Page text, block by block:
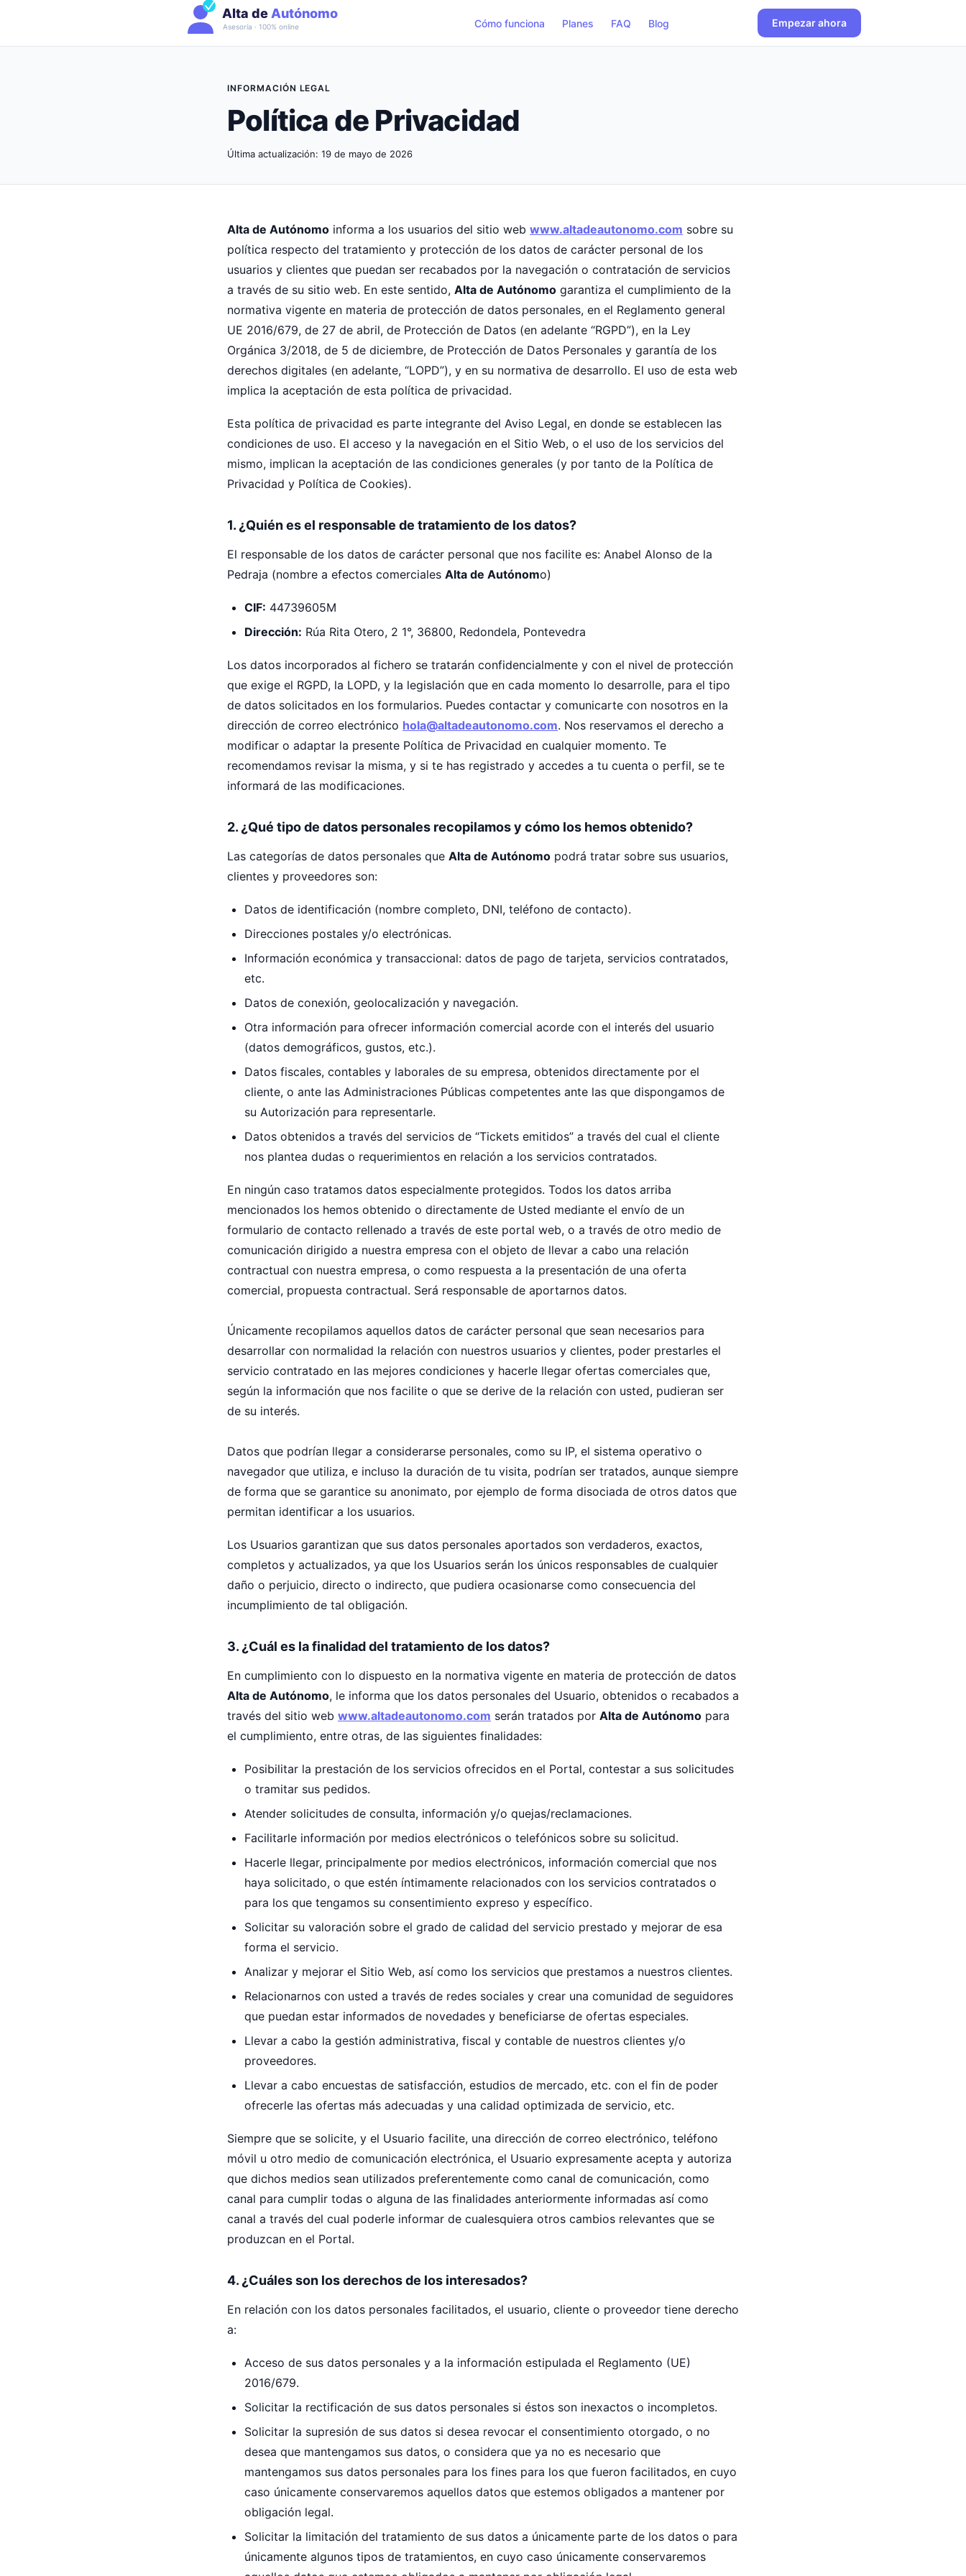
Cómo funciona Planes FAQ Blog Empezar ahora
INFORMACIÓN LEGAL
Política de Privacidad
Última actualización: 19 de mayo de 2026
Alta de Autónomo informa a los usuarios del sitio web www.altadeautonomo.com sobre su
política respecto del tratamiento y protección de los datos de carácter personal de los
usuarios y clientes que puedan ser recabados por la navegación o contratación de servicios
a través de su sitio web. En este sentido, Alta de Autónomo garantiza el cumplimiento de la
normativa vigente en materia de protección de datos personales, en el Reglamento general
UE 2016/679, de 27 de abril, de Protección de Datos (en adelante “RGPD”), en la Ley
Orgánica 3/2018, de 5 de diciembre, de Protección de Datos Personales y garantía de los
derechos digitales (en adelante, “LOPD”), y en su normativa de desarrollo. El uso de esta web
implica la aceptación de esta política de privacidad.
Esta política de privacidad es parte integrante del Aviso Legal, en donde se establecen las
condiciones de uso. El acceso y la navegación en el Sitio Web, o el uso de los servicios del
mismo, implican la aceptación de las condiciones generales (y por tanto de la Política de
Privacidad y Política de Cookies).
1. ¿Quién es el responsable de tratamiento de los datos?
El responsable de los datos de carácter personal que nos facilite es: Anabel Alonso de la
Pedraja (nombre a efectos comerciales Alta de Autónomo)
CIF: 44739605M
Dirección: Rúa Rita Otero, 2 1°, 36800, Redondela, Pontevedra
Los datos incorporados al fichero se tratarán confidencialmente y con el nivel de protección
que exige el RGPD, la LOPD, y la legislación que en cada momento lo desarrolle, para el tipo
de datos solicitados en los formularios. Puedes contactar y comunicarte con nosotros en la
dirección de correo electrónico hola@altadeautonomo.com. Nos reservamos el derecho a
modificar o adaptar la presente Política de Privacidad en cualquier momento. Te
recomendamos revisar la misma, y si te has registrado y accedes a tu cuenta o perfil, se te
informará de las modificaciones.
2. ¿Qué tipo de datos personales recopilamos y cómo los hemos obtenido?
Las categorías de datos personales que Alta de Autónomo podrá tratar sobre sus usuarios,
clientes y proveedores son:
Datos de identificación (nombre completo, DNI, teléfono de contacto).
Direcciones postales y/o electrónicas.
Información económica y transaccional: datos de pago de tarjeta, servicios contratados,
etc.
Datos de conexión, geolocalización y navegación.
Otra información para ofrecer información comercial acorde con el interés del usuario
(datos demográficos, gustos, etc.).
Datos fiscales, contables y laborales de su empresa, obtenidos directamente por el
cliente, o ante las Administraciones Públicas competentes ante las que dispongamos de
su Autorización para representarle.
Datos obtenidos a través del servicios de “Tickets emitidos” a través del cual el cliente
nos plantea dudas o requerimientos en relación a los servicios contratados.
En ningún caso tratamos datos especialmente protegidos. Todos los datos arriba
mencionados los hemos obtenido o directamente de Usted mediante el envío de un
formulario de contacto rellenado a través de este portal web, o a través de otro medio de
comunicación dirigido a nuestra empresa con el objeto de llevar a cabo una relación
contractual con nuestra empresa, o como respuesta a la presentación de una oferta
comercial, propuesta contractual. Será responsable de aportarnos datos.
Únicamente recopilamos aquellos datos de carácter personal que sean necesarios para
desarrollar con normalidad la relación con nuestros usuarios y clientes, poder prestarles el
servicio contratado en las mejores condiciones y hacerle llegar ofertas comerciales que,
según la información que nos facilite o que se derive de la relación con usted, pudieran ser
de su interés.
Datos que podrían llegar a considerarse personales, como su IP, el sistema operativo o
navegador que utiliza, e incluso la duración de tu visita, podrían ser tratados, aunque siempre
de forma que se garantice su anonimato, por ejemplo de forma disociada de otros datos que
permitan identificar a los usuarios.
Los Usuarios garantizan que sus datos personales aportados son verdaderos, exactos,
completos y actualizados, ya que los Usuarios serán los únicos responsables de cualquier
daño o perjuicio, directo o indirecto, que pudiera ocasionarse como consecuencia del
incumplimiento de tal obligación.
3. ¿Cuál es la finalidad del tratamiento de los datos?
En cumplimiento con lo dispuesto en la normativa vigente en materia de protección de datos
Alta de Autónomo, le informa que los datos personales del Usuario, obtenidos o recabados a
través del sitio web www.altadeautonomo.com serán tratados por Alta de Autónomo para
el cumplimiento, entre otras, de las siguientes finalidades:
Posibilitar la prestación de los servicios ofrecidos en el Portal, contestar a sus solicitudes
o tramitar sus pedidos.
Atender solicitudes de consulta, información y/o quejas/reclamaciones.
Facilitarle información por medios electrónicos o telefónicos sobre su solicitud.
Hacerle llegar, principalmente por medios electrónicos, información comercial que nos
haya solicitado, o que estén íntimamente relacionados con los servicios contratados o
para los que tengamos su consentimiento expreso y específico.
Solicitar su valoración sobre el grado de calidad del servicio prestado y mejorar de esa
forma el servicio.
Analizar y mejorar el Sitio Web, así como los servicios que prestamos a nuestros clientes.
Relacionarnos con usted a través de redes sociales y crear una comunidad de seguidores
que puedan estar informados de novedades y beneficiarse de ofertas especiales.
Llevar a cabo la gestión administrativa, fiscal y contable de nuestros clientes y/o
proveedores.
Llevar a cabo encuestas de satisfacción, estudios de mercado, etc. con el fin de poder
ofrecerle las ofertas más adecuadas y una calidad optimizada de servicio, etc.
Siempre que se solicite, y el Usuario facilite, una dirección de correo electrónico, teléfono
móvil u otro medio de comunicación electrónica, el Usuario expresamente acepta y autoriza
que dichos medios sean utilizados preferentemente como canal de comunicación, como
canal para cumplir todas o alguna de las finalidades anteriormente informadas así como
canal a través del cual poderle informar de cualesquiera otros cambios relevantes que se
produzcan en el Portal.
4. ¿Cuáles son los derechos de los interesados?
En relación con los datos personales facilitados, el usuario, cliente o proveedor tiene derecho
a:
Acceso de sus datos personales y a la información estipulada el Reglamento (UE)
2016/679.
Solicitar la rectificación de sus datos personales si éstos son inexactos o incompletos.
Solicitar la supresión de sus datos si desea revocar el consentimiento otorgado, o no
desea que mantengamos sus datos, o considera que ya no es necesario que
mantengamos sus datos personales para los fines para los que fueron facilitados, en cuyo
caso únicamente conservaremos aquellos datos que estemos obligados a mantener por
obligación legal.
Solicitar la limitación del tratamiento de sus datos a únicamente parte de los datos o para
únicamente algunos tipos de tratamientos, en cuyo caso únicamente conservaremos